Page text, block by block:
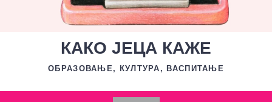
КАКО ЈЕЦА КАЖЕ
ОБРАЗОВАЊЕ, КУЛТУРА, ВАСПИТАЊЕ